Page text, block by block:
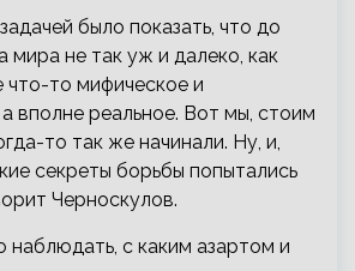
было показать, что до
мира не так уж и далеко, как
что-то мифическое и
вполне реальное. Вот мы, стоим
то так же начинали. Ну, и,
секреты борьбы попытались
Черноскулов.
с каким азартом и